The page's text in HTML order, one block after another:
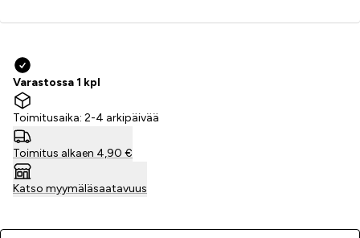
Varastossa 1 kpl
Toimitusaika: 2-4 arkipäivää
Toimitus alkaen 4,90 €
Katso myymäläsaatavuus